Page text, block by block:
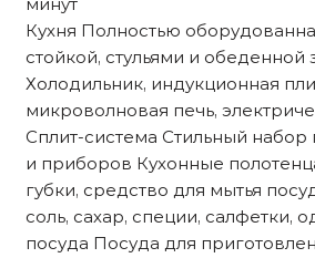
Кухня Полностью
стойкой, стульями и обеденной
Холодильник, индукционная
микроволновая печь,
Сплит-система Стильный набор
и приборов Кухонные
губки, средство для мытья
соль, сахар, специи, салфетки,
посуда Посуда для